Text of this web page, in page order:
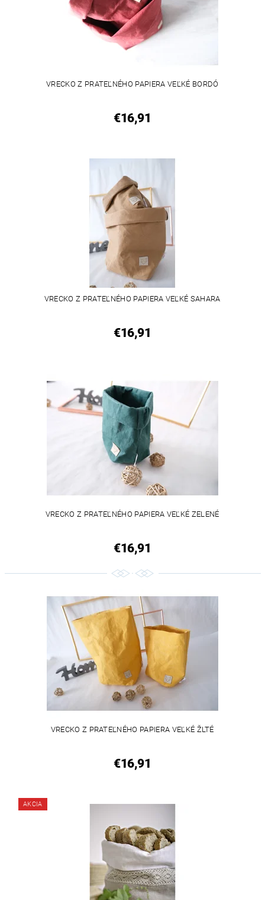
VRECKO Z PRATEĽNÉHO PAPIERA VEĽKÉ BORDÓ
€16,91
VRECKO Z PRATEĽNÉHO PAPIERA VEĽKÉ SAHARA
€16,91
VRECKO Z PRATEĽNÉHO PAPIERA VEĽKÉ ZELENÉ
€16,91
VRECKO Z PRATEĽNÉHO PAPIERA VEĽKÉ ŽLTÉ
€16,91
AKCIA